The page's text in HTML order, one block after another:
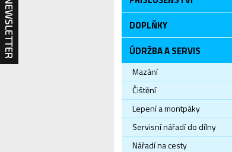
DOPLŇKY
ÚDRŽBA A SERVIS
Mazání
Čištění
Lepení a montpáky
Servisní nářadí do dílny
Nářadí na cesty